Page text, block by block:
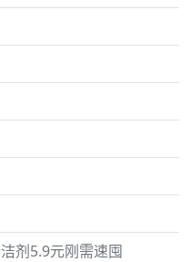
剂5.9元刚需速囤